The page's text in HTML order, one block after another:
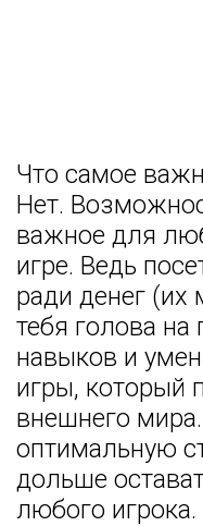
Что самое
Нет.
важное для
игре. Ведь
ради денег (их
тебя голова
навыков и
игры, который
внешнего
оптимальную
дольше
любого игрока.